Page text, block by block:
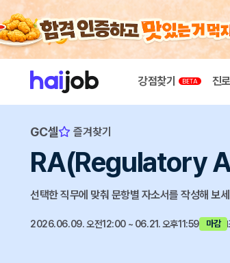
강점찾기 진로
GC셀 즐겨찾기
RA(Regulatory
선택한 직무에 맞춰 문항별 자소서를 작성해 보
2026.06.09. 오전12:00 ~ 06.21. 오후11:59 마감